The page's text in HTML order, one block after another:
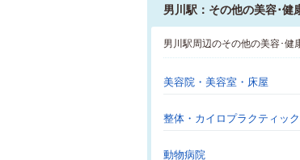
男川駅：その他の美容･健
男川駅周辺のその他の美容･健
美容院・美容室・床屋
整体・カイロプラクティック
動物病院